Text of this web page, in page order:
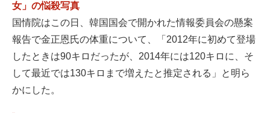
女」の悩殺写真
国情院はこの日、韓国国会で開かれた情報委員会の懸案
報告で金正恩氏の体重について、「2012年に初めて登場
したときは90キロだったが、2014年には120キロに、そ
して最近では130キロまで増えたと推定される」と明ら
かにした。